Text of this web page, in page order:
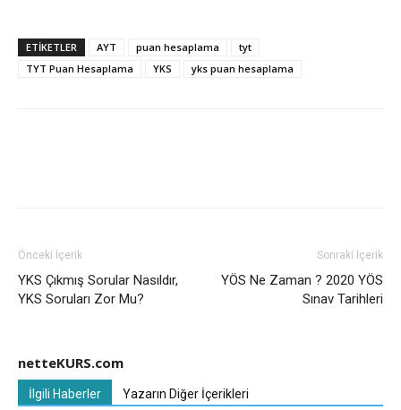
ETIKETLER AYT puan hesaplama
tyt
TYT Puan Hesaplama
YKS yks puan hesaplama
Önceki İçerik
YKS Çıkmış Sorular Nasıldır,
YKS Soruları Zor Mu?
Sonraki İçerik
YÖS Ne Zaman ? 2020 YÖS
Sınav Tarihleri
netteKURS.com
İlgili Haberler Yazarın Diğer İçerikleri